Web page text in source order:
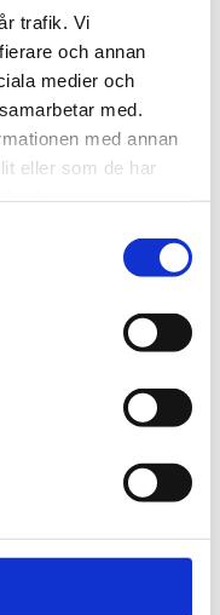
trafik. Vi
och annan
medier och
med.
med annan
eller som de har
Nooshi